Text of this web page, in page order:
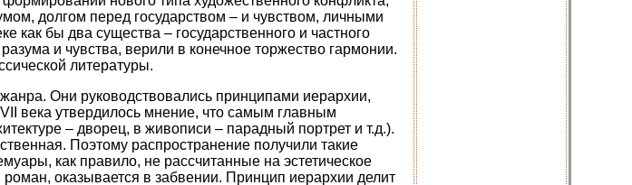
долгом перед государством – и чувством, личными
как бы два существа – государственного и частного
и чувства, верили в конечное торжество гармонии.
литературы.
Они руководствовались принципами иерархии,
века утвердилось мнение, что самым главным
– дворец, в живописи – парадный портрет и т.д.).
Поэтому распространение получили такие
как правило, не рассчитанные на эстетическое
оказывается в забвении. Принцип иерархии делит